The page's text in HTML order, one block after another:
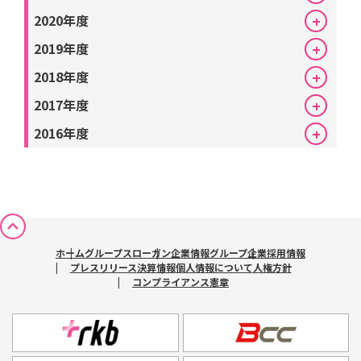
2020年度
2019年度
2018年度
2017年度
2016年度
ホームグループスローガン企業情報グループ企業採用情報
プレスリリース決算情報個人情報について人権方針
コンプライアンス憲章